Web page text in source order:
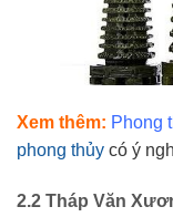
Xem thêm: Phong
phong thủy có ý
2.2 Tháp Văn